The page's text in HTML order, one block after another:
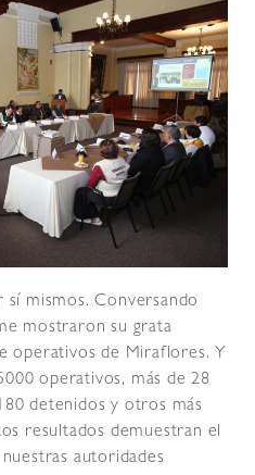
sí mismos. Conversando
mostraron su grata
operativos de Miraflores. Y
operativos, más de 28
detenidos y otros más
resultados demuestran el
autoridades